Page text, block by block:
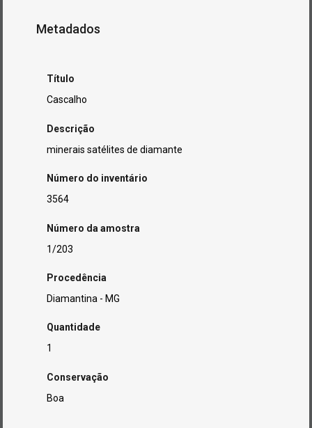
Metadados
Título
Cascalho
Descrição
minerais satélites de diamante
Número do inventário
3564
Número da amostra
1/203
Procedência
Diamantina - MG
Quantidade
1
Conservação
Boa